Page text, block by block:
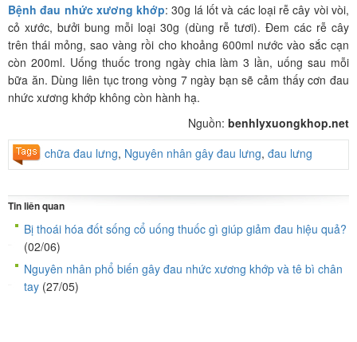
Bệnh đau nhức xương khớp: 30g lá lốt và các loại rễ cây vòi vòi,
cỏ xước, bưởi bung mỗi loại 30g (dùng rễ tươi). Đem các rễ cây
trên thái mỏng, sao vàng rồi cho khoảng 600ml nước vào sắc cạn
còn 200ml. Uống thuốc trong ngày chia làm 3 lần, uống sau mỗi
bữa ăn. Dùng liên tục trong vòng 7 ngày bạn sẽ cảm thấy cơn đau
nhức xương khớp không còn hành hạ.
Nguồn: benhlyxuongkhop.net
chữa đau lưng, Nguyên nhân gây đau lưng, đau lưng
Tin liên quan
Bị thoái hóa đốt sống cổ uống thuốc gì giúp giảm đau hiệu quả?
(02/06)
Nguyên nhân phổ biến gây đau nhức xương khớp và tê bì chân
tay (27/05)